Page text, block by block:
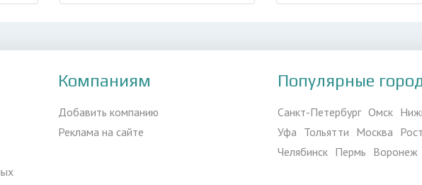
Компаниям
Добавить компанию
Реклама на сайте
Популярные
Санкт-Петербург Омск
Уфа Тольятти Москва
Челябинск Пермь Воронеж